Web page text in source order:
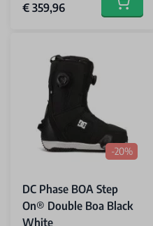
€ 359,96 Add to
-20%
DC Phase BOA Step
On® Double Boa Black
White